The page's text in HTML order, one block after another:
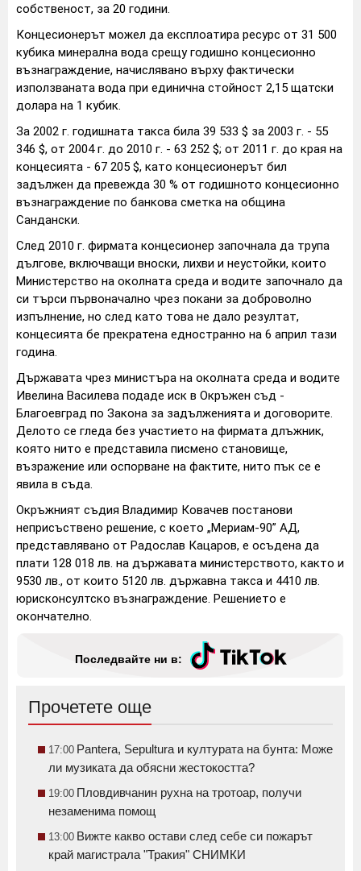
собственост, за 20 години.
Концесионерът можел да експлоатира ресурс от 31 500
кубика минерална вода срещу годишно концесионно
възнаграждение, начислявано върху фактически
използваната вода при единична стойност 2,15 щатски
долара на 1 кубик.
За 2002 г. годишната такса била 39 533 $ за 2003 г. - 55
346 $, от 2004 г. до 2010 г. - 63 252 $; от 2011 г. до края на
концесията - 67 205 $, като концесионерът бил
задължен да превежда 30 % от годишното концесионно
възнаграждение по банкова сметка на община
Сандански.
След 2010 г. фирмата концесионер започнала да трупа
дългове, включващи вноски, лихви и неустойки, които
Министерство на околната среда и водите започнало да
си търси първоначално чрез покани за доброволно
изпълнение, но след като това не дало резултат,
концесията бе прекратена едностранно на 6 април тази
година.
Държавата чрез министъра на околната среда и водите
Ивелина Василева подаде иск в Окръжен съд -
Благоевград по Закона за задълженията и договорите.
Делото се гледа без участието на фирмата длъжник,
която нито е представила писмено становище,
възражение или оспорване на фактите, нито пък се е
явила в съда.
Окръжният съдия Владимир Ковачев постанови
неприсъствено решение, с което „Мериам-90” АД,
представлявано от Радослав Кацаров, е осъдена да
плати 128 018 лв. на държавата министерството, както и
9530 лв., от които 5120 лв. държавна такса и 4410 лв.
юрисконсултско възнаграждение. Решението е
окончателно.
Последвайте ни в:
Прочетете още
17:00 Pantera, Sepultura и културата на бунта: Може
ли музиката да обясни жестокостта?
19:00 Пловдивчанин рухна на тротоар, получи
незаменима помощ
13:00 Вижте какво остави след себе си пожарът
край магистрала "Тракия" СНИМКИ